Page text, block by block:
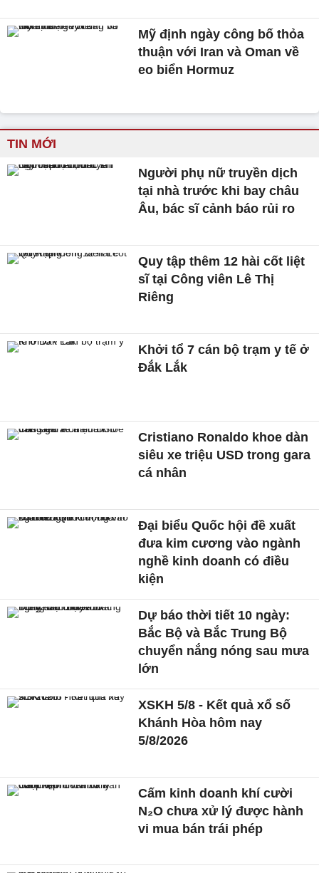
Mỹ định ngày công bố thỏa
thuận với Iran và Oman về
eo biển Hormuz
TIN MỚI
Người phụ nữ truyền dịch
tại nhà trước khi bay châu
Âu, bác sĩ cảnh báo rủi ro
Quy tập thêm 12 hài cốt liệt
sĩ tại Công viên Lê Thị
Riêng
Khởi tổ 7 cán bộ trạm y tế ở
Đắk Lắk
Cristiano Ronaldo khoe dàn
siêu xe triệu USD trong gara
cá nhân
Đại biểu Quốc hội đề xuất
đưa kim cương vào ngành
nghề kinh doanh có điều
kiện
Dự báo thời tiết 10 ngày:
Bắc Bộ và Bắc Trung Bộ
chuyển nắng nóng sau mưa
lớn
XSKH 5/8 - Kết quả xổ số
Khánh Hòa hôm nay
5/8/2026
Cấm kinh doanh khí cười
N₂O chưa xử lý được hành
vi mua bán trái phép